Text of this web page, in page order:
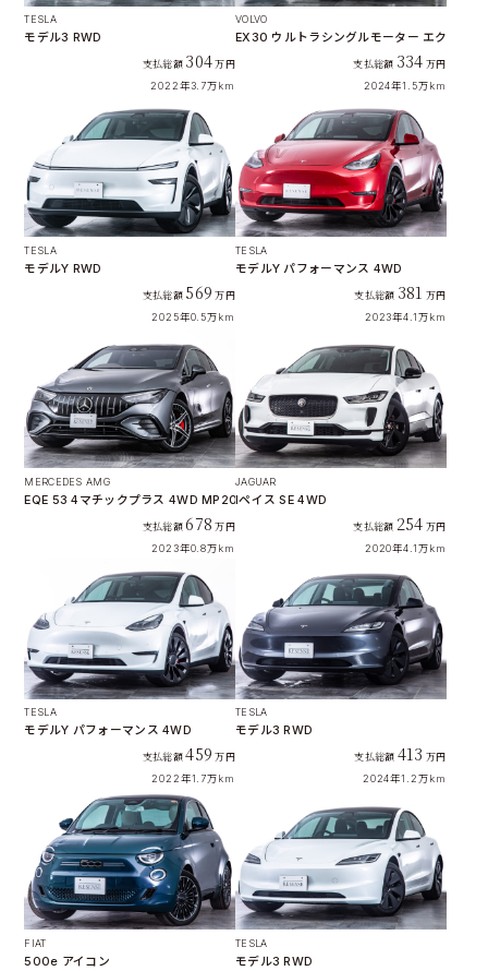
TESLA
モデル3 RWD
支払総額 304万円
2022年3.7万km
VOLVO
EX30 ウルトラシングルモーター エクステン
支払総額 334 万円
2024年1.5万km
TESLA
モデルY RWD
支払総額 569 万円
2025年0.5万km
TESLA
モデルY パフォーマンス 4WD
支払総額 381 万円
2023年4.1万km
MERCEDES AMG
EQE 53 4マチックプラス 4WD MP202302
支払総額678 万円
2023年0.8万km
JAGUAR
Iペイス SE 4WD
支払総額 254 万円
2020年4.1万km
TESLA
モデルY パフォーマンス 4WD
支払総額459 万円
2022年1.7万km
TESLA
モデル3 RWD
支払総額 413 万円
2024年1.2万km
FIAT
500e アイコン
TESLA
モデル3 RWD